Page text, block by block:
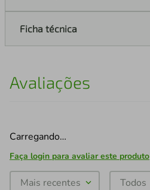
Ficha técnica
Avaliações
Carregando…
Faça login para avaliar este produto
Mais recentes Todos